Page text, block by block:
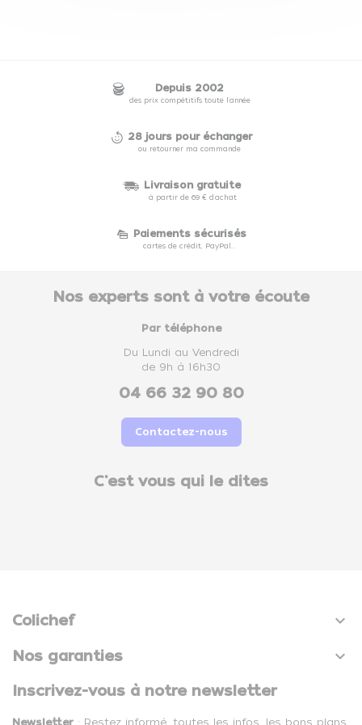
Depuis 2002
des prix compétitifs toute l'année
28 jours pour échanger
ou retourner ma commande
Livraison gratuite
à partir de 69 € d'achat
Paiements sécurisés
cartes de crédit, PayPal...
Nos experts sont à votre écoute
Par téléphone
Du Lundi au Vendredi
de 9h à 16h30
04 66 32 90 80
Contactez-nous
C'est vous qui le dites
Colichef 
Nos garanties 
Inscrivez-vous à notre newsletter
Newsletter : Restez informé, toutes les infos, les bons plans,